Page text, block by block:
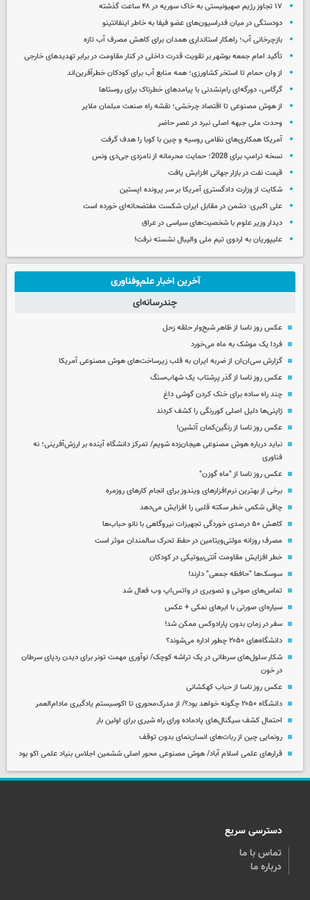
۱۷ تجاوز رژیم صهیونیستی به خاک سوریه در ۴۸ ساعت گذشته
دودستگی در میان فدراسیون‌های عضو فیفا به خاطر اینفانتینو
بازچرخانی آب؛ راهکار استانداری همدان برای کاهش مصرف آب تازه
تأکید امام جمعه بوشهر بر تقویت قدرت داخلی در کنار مقاومت در برابر تهدیدهای خارجی
از وان حمام تا استخر کشاورزی؛ همه منابع آب برای کودکان خطرآفرین‌اند
گرگاس، دورگه‌ای رام‌نشدنی با پیامدهای خطرناک برای روستاها
از هوش مصنوعی تا اقتصاد چرخشی؛ نقشه راه صنعت مبلمان ملایر
وحدت ملی جبهه اصلی نبرد در عصر حاضر
آمریکا همکاری‌های نظامی روسیه و چین با کوبا را هدف گرفت
نسخه ترامپ برای 2028؛ حمایت محرمانه از نامزدی جی‌دی ونس
قیمت نفت در بازار جهانی افزایش یافت
شکایت از وزارت دادگستری آمریکا بر سر پرونده اپستین
علی اکبری: دشمن در مقابل ایران شکست مفتضحانه‌ای خورده است
دیدار وزیر علوم با شخصیت‌های سیاسی در عراق
علیپوریان به اردوی تیم ملی والیبال نشسته نرفت!
آخرین اخبار علم‌وفناوری
چندرسانه‌ای
عکس روز ناسا از ظاهر شبح‌وار حلقه زحل
فردا یک موشک به ماه می‌خورد
گزارش سی‌ان‌ان از ضربه ایران به قلب زیرساخت‌های هوش مصنوعی آمریکا
عکس روز ناسا از گذر پرشتاب یک شهاب‌سنگ
چند راه‌ ساده برای خنک کردن گوشی داغ
ژاپنی‌ها دلیل اصلی کوررنگی را کشف کردند
عکس روز ناسا از رنگین‌کمان آتشین!
نباید درباره هوش مصنوعی هیجان‌زده شویم/ تمرکز دانشگاه آینده بر ارزش‌آفرینی؛ نه
فناوری
عکس روز ناسا از "ماه گوزن"
برخی از بهترین نرم‌افزارهای ویندوز برای انجام کارهای روزمره
چاقی شکمی خطر سکته قلبی را افزایش می‌دهد
کاهش ۵۰ درصدی خوردگی تجهیزات نیروگاهی با نانو حباب‌ها
مصرف روزانه مولتی‌ویتامین در حفظ تحرک سالمندان موثر است
خطر افزایش مقاومت آنتی‌بیوتیکی در کودکان
سوسک‌ها "حافظه جمعی" دارند!
تماس‌های صوتی و تصویری در واتس‌اپ وب فعال شد
سیاره‌ای صورتی با ابرهای نمکی + عکس
سفر در زمان بدون پارادوکس ممکن شد!
دانشگاه‌های ۲۰۵۰ چطور اداره می‌شوند؟
شکار سلول‌های سرطانی در یک تراشه کوچک/ نوآوری مهمت تونر برای دیدن ردپای سرطان
در خون
عکس روز ناسا از حباب کهکشانی
دانشگاه ۲۰۵۰ چگونه خواهد بود؟/ از مدرک‌محوری تا اکوسیستم یادگیری مادام‌العمر
احتمال کشف سیگنال‌های پادماده ورای راه شیری برای اولین بار
رونمایی چین از ربات‌های انسان‌نمای بدون توقف
قرارهای علمی اسلام آباد/ هوش مصنوعی محور اصلی ششمین اجلاس بنیاد علمی اکو بود
دسترسی سریع
تماس با ما
درباره ما